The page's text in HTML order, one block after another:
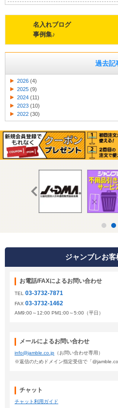
名入れブログ
事例集♪
過去記
2026 (4)
2025 (9)
2024 (11)
2023 (10)
2022 (30)
ジャンブレお
お電話/FAXによるお問い合わせ
TEL 03-3732-7871
FAX 03-3732-1462
AM9:00～12:00 PM1:00～5:00（平日）
メールによるお問い合わせ
info@jamble.co.jp （お問い合わせ専用）
※返信のためドメイン指定受信で「
チャット
チャット利用ガイド